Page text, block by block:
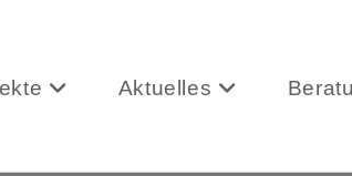
Aktuelles